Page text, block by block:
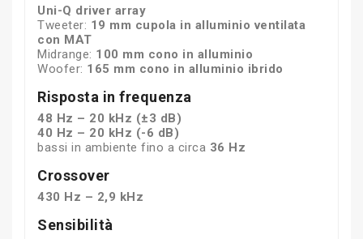
Uni-Q driver array
Tweeter: 19 mm cupola in alluminio ventilata
con MAT
Midrange: 100 mm cono in alluminio
Woofer: 165 mm cono in alluminio ibrido
Risposta in frequenza
48 Hz – 20 kHz (±3 dB)
40 Hz – 20 kHz (-6 dB)
bassi in ambiente fino a circa 36 Hz
Crossover
430 Hz – 2,9 kHz
Sensibilità